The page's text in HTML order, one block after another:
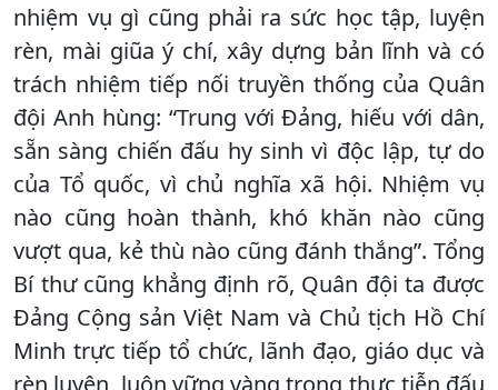
nhiệm vụ gì cũng phải ra sức học tập, luyện
rèn, mài giũa ý chí, xây dựng bản lĩnh và có
trách nhiệm tiếp nối truyền thống của Quân
đội Anh hùng: “Trung với Đảng, hiếu với dân,
sẵn sàng chiến đấu hy sinh vì độc lập, tự do
của Tổ quốc, vì chủ nghĩa xã hội. Nhiệm vụ
nào cũng hoàn thành, khó khăn nào cũng
vượt qua, kẻ thù nào cũng đánh thắng”. Tổng
Bí thư cũng khẳng định rõ, Quân đội ta được
Đảng Cộng sản Việt Nam và Chủ tịch Hồ Chí
Minh trực tiếp tổ chức, lãnh đạo, giáo dục và
rèn luyện, luôn vững vàng trong thực tiễn đấu